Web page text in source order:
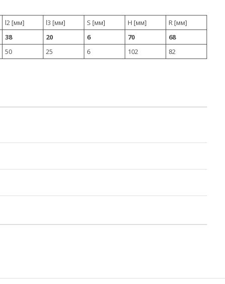
l2 [мм] l3 [мм] S [мм] H [мм]
R [мм]
38 20 6 70
68
50 25 6 102 82